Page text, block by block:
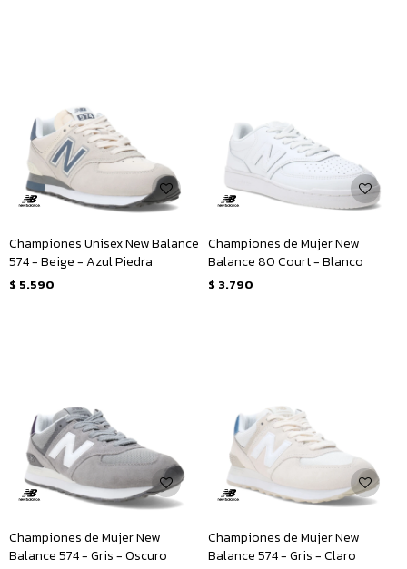
Championes Unisex New Balance
574 - Beige - Azul Piedra
$ 5.590
Championes de Mujer New
Balance 80 Court - Blanco
$ 3.790
Championes de Mujer New
Balance 574 - Gris - Oscuro
Championes de Mujer New
Balance 574 - Gris - Claro